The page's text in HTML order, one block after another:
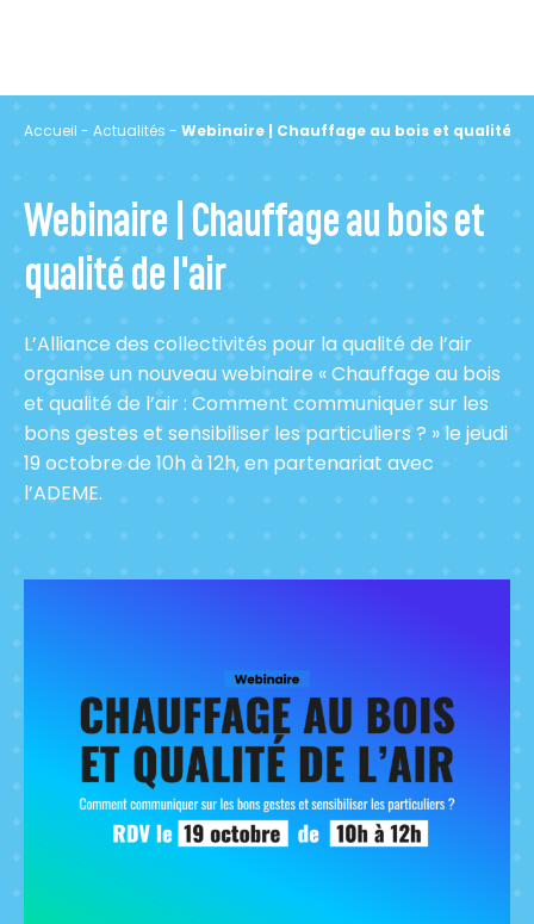
Accueil - Actualités - Webinaire | Chauffage au bois et qualité
Webinaire | Chauffage au bois et
qualité de l'air
L’Alliance des collectivités pour la qualité de l’air
organise un nouveau webinaire « Chauffage au bois
et qualité de l’air : Comment communiquer sur les
bons gestes et sensibiliser les particuliers ? » le jeudi
19 octobre de 10h à 12h, en partenariat avec
l’ADEME.